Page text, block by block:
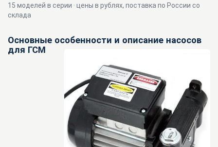
15 моделей в серии · цены в рублях, поставка по России со
склада
Основные особенности и описание насосов
для ГСМ